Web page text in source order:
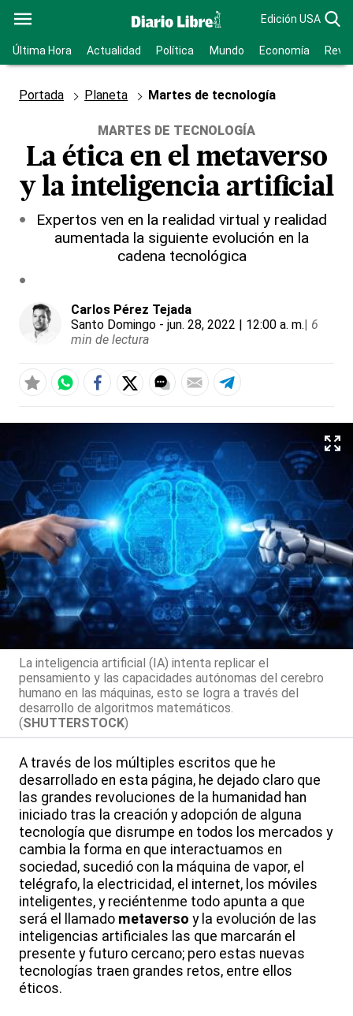
Edición USA
Última Hora Actualidad Política Mundo Economía
Portada Planeta Martes de tecnología
MARTES DE TECNOLOGÍA
La ética en el metaverso
y la inteligencia artificial
Expertos ven en la realidad virtual y realidad
aumentada la siguiente evolución en la
cadena tecnológica
Carlos Pérez Tejada
Santo Domingo - jun. 28, 2022 | 12:00 a. m.| 6
min de lectura
La inteligencia artificial (IA) intenta replicar el
pensamiento y las capacidades autónomas del cerebro
humano en las máquinas, esto se logra a través del
desarrollo de algoritmos matemáticos.
(SHUTTERSTOCK)
A través de los múltiples escritos que he
desarrollado en esta página, he dejado claro que
las grandes revoluciones de la humanidad han
iniciado tras la creación y adopción de alguna
tecnología que disrumpe en todos los mercados y
cambia la forma en que interactuamos en
sociedad, sucedió con la máquina de vapor, el
telégrafo, la electricidad, el internet, los móviles
inteligentes, y reciéntenme todo apunta a que
será el llamado metaverso y la evolución de las
inteligencias artificiales las que marcarán el
presente y futuro cercano; pero estas nuevas
tecnologías traen grandes retos, entre ellos
éticos.